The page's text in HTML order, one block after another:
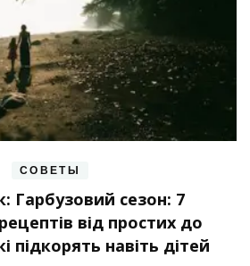
СОВЕТЫ
Гарбузовий сезон: 7
від простих до
підкорять навіть дітей